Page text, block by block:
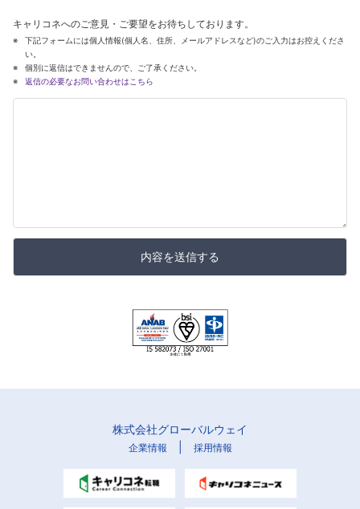
キャリコネへのご意見・ご要望をお待ちしております。
下記フォームには個人情報(個人名、住所、メールアドレスなど)のご入力はお控えくださ
い。
個別に返信はできませんので、ご了承ください。
返信の必要なお問い合わせはこちら
内容を送信する
株式会社グローバルウェイ
企業情報 採用情報